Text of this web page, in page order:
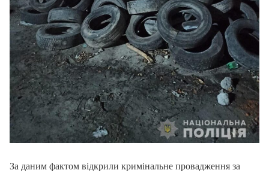
За даним фактом відкрили кримінальне провадження за